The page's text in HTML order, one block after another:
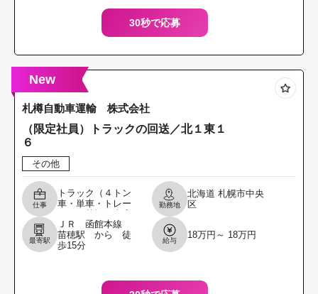
30秒で応募
New
札樽自動車運輸 株式会社
（限定社員）トラックの回送／北１東１
６
その他
仕事
トラック（４トン
車・単車・トレー
（札幌市西区発
寒）や苫小牧支店
へ回送する業務を
勤務地
北海道 札幌市中央
区
最寄駅
ＪＲ 函館本線
苗穂駅 から 徒
歩15分
給与
18万円～ 18万円